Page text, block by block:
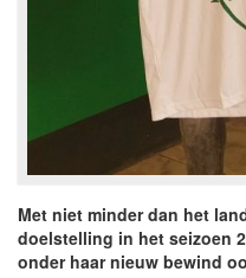
Met niet minder dan het
doelstelling in het seizoen
onder haar nieuw bewind